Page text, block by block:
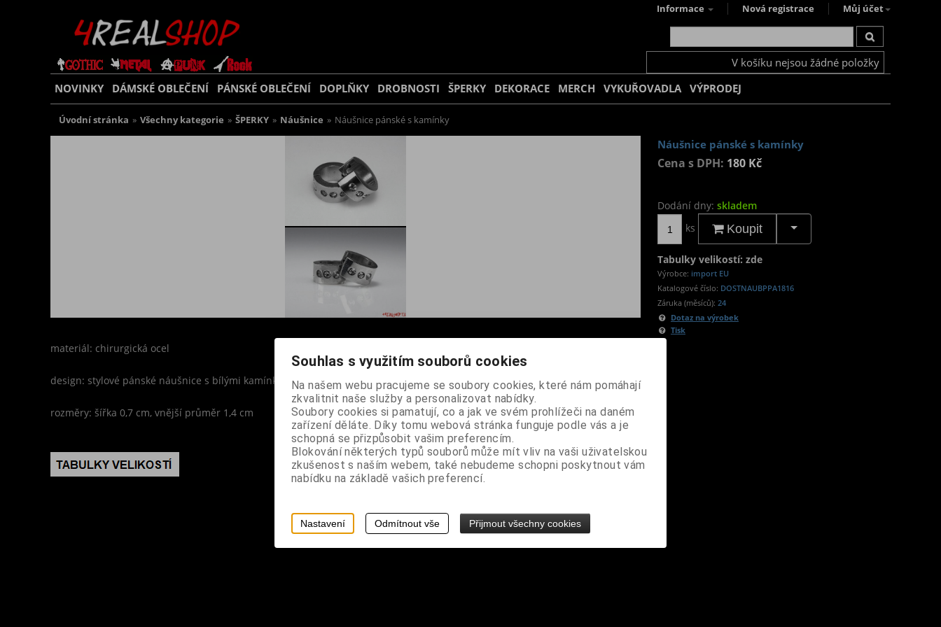
Informace Nová registrace Můj účet
V košíku nejsou žádné položky
NOVINKY DÁMSKÉ OBLEČENÍ PÁNSKÉ OBLEČENÍ DOPLŇKY DROBNOSTI ŠPERKY DEKORACE MERCH VYKUŘOVADLA VÝPRODEJ
Úvodní stránka » Všechny kategorie » ŠPERKY » Náušnice » Náušnice pánské s kamínky
Náušnice pánské s kamínky
Cena s DPH: 180 Kč
Dodání dny: skladem
ks
Koupit
Tabulky velikostí: zde
Výrobce: import EU
Katalogové číslo: DOSTNAUBPPA1816
Záruka (měsíců): 24
Dotaz na výrobek
Tisk
materiál: chirurgická ocel
design: stylové pánské náušnice s bílými kamínky a bezpečnostním uzávěrem
rozměry: šířka 0,7 cm, vnější průměr 1,4 cm
Souhlas s využitím souborů cookies
Na našem webu pracujeme se soubory cookies, které nám pomáhají
zkvalitnit naše služby a personalizovat nabídky.
Soubory cookies si pamatují, co a jak ve svém prohlížeči na daném
zařízení děláte. Díky tomu webová stránka funguje podle vás a je
schopná se přizpůsobit vašim preferencím.
Blokování některých typů souborů může mít vliv na vaši uživatelskou
zkušenost s naším webem, také nebudeme schopni poskytnout vám
nabídku na základě vašich preferencí.
Nastavení Odmítnout vše Přijmout všechny cookies